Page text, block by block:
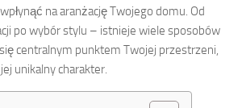
na aranżację Twojego domu. Od
po wybór stylu – istnieje wiele sposobów
się centralnym punktem Twojej przestrzeni,
unikalny charakter.